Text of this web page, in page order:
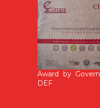
Award by
DEF